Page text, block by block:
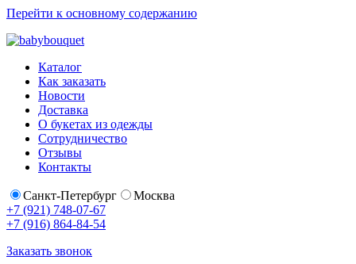
Перейти к основному содержанию
Каталог
Как заказать
Новости
Доставка
О букетах из одежды
Сотрудничество
Отзывы
Контакты
Санкт-Петербург
Москва
+7 (921) 748-07-67
+7 (916) 864-84-54
Заказать звонок